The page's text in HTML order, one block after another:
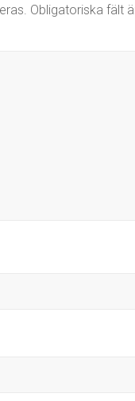
Obligatoriska fält